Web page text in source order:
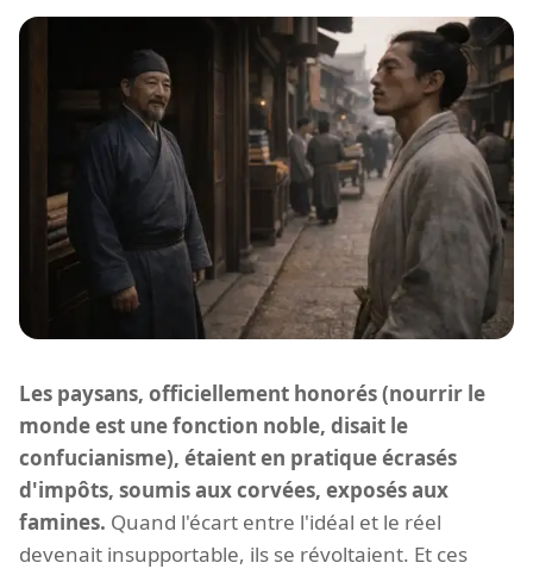
Les paysans, officiellement honorés (nourrir le
monde est une fonction noble, disait le
confucianisme), étaient en pratique écrasés
d'impôts, soumis aux corvées, exposés aux
famines. Quand l'écart entre l'idéal et le réel
devenait insupportable, ils se révoltaient. Et ces